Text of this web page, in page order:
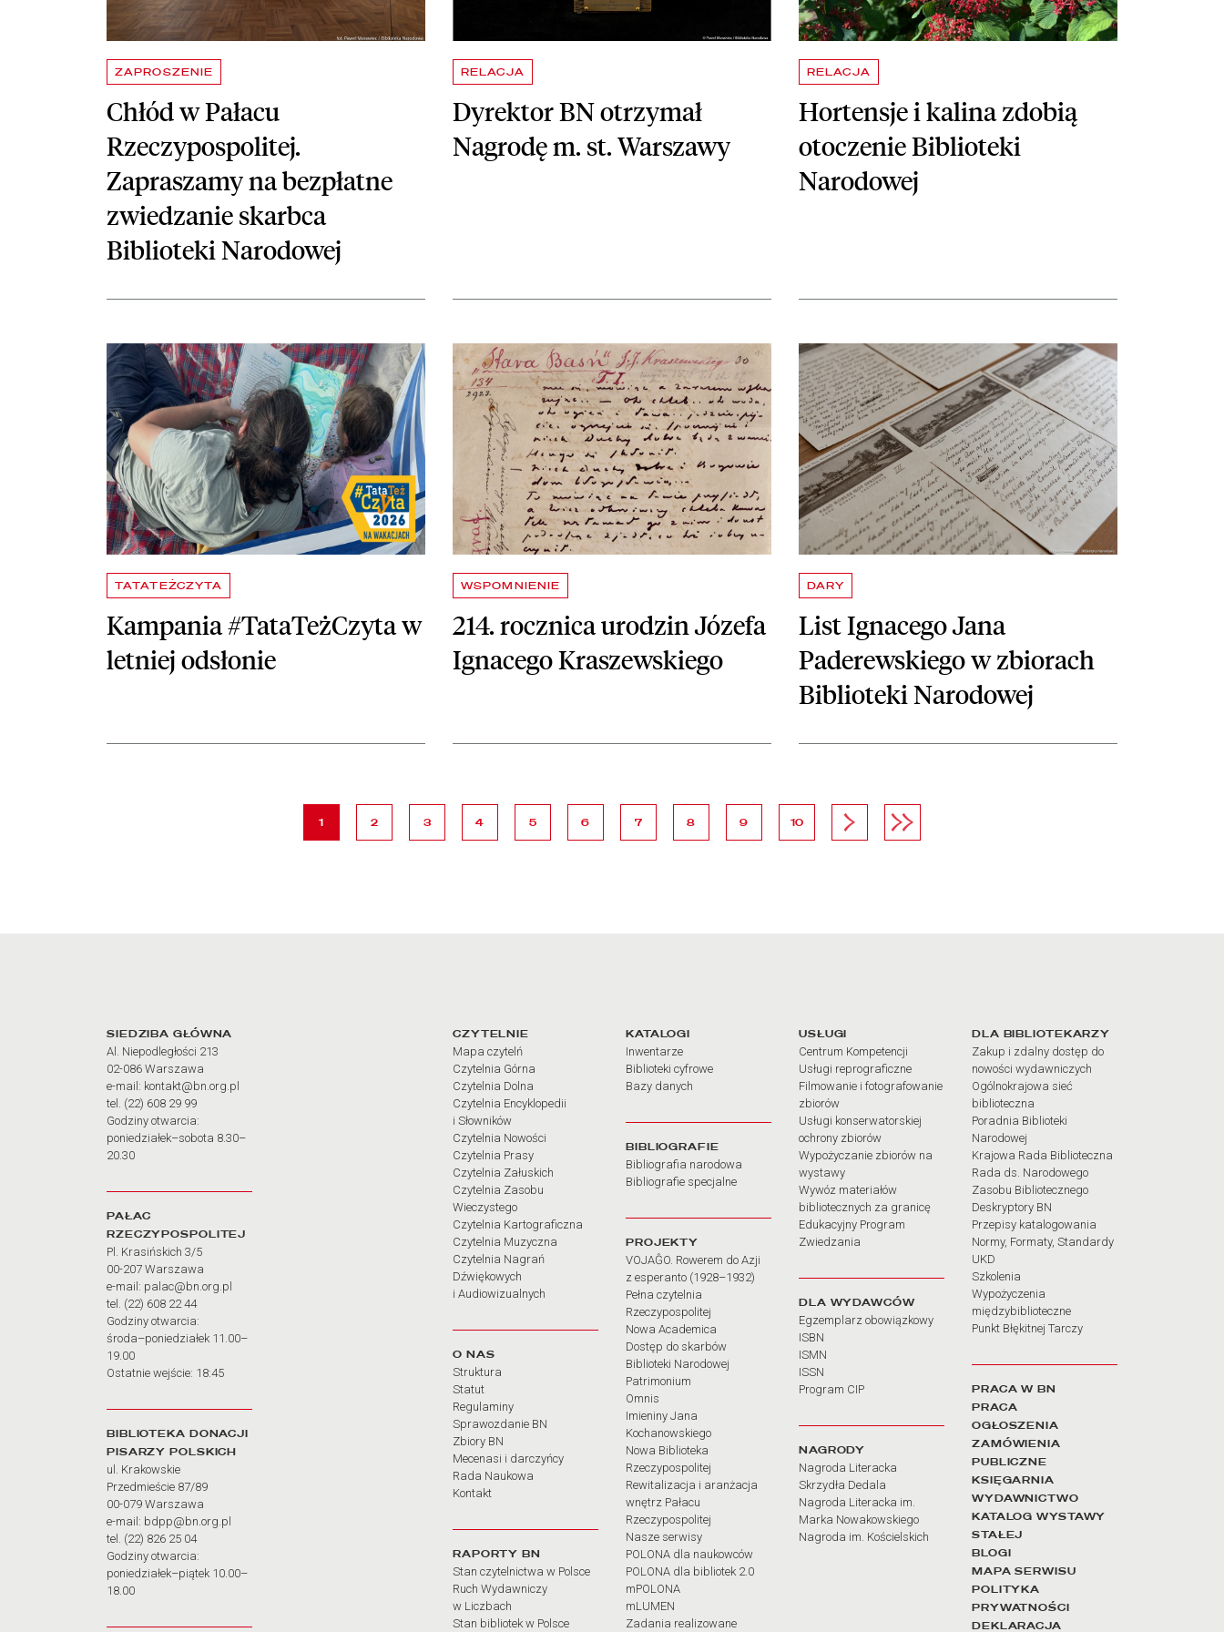
ZAPROSZENIE
Chłód w Pałacu
Rzeczypospolitej.
Zapraszamy na bezpłatne
zwiedzanie skarbca
Biblioteki Narodowej
RELACJA
Dyrektor BN otrzymał
Nagrodę m. st. Warszawy
RELACJA
Hortensje i kalina zdobią
otoczenie Biblioteki
Narodowej
TATATEŻCZYTA
Kampania #TataTeżCzyta w
letniej odsłonie
czytaj więcej o Kampania #TataTeżCzyta w letniej odsłonie
WSPOMNIENIE
214. rocznica urodzin Józefa
Ignacego Kraszewskiego
czytaj więcej o 214. rocznica urodzin Józefa Ignacego Kraszewskiego
DARY
List Ignacego Jana
Paderewskiego w zbiorach
Biblioteki Narodowej
czytaj więcej o List Ignacego Jana Paderewskiego w zbiorach Biblioteki
strona
1 strona
2 strona
3 strona
4 strona
5 strona
6 strona
7 strona
8 strona
9 strona
10 Następna stronaOstatnia strona
Adres oraz godziny otwarcia
SIEDZIBA GŁÓWNA
Al. Niepodległości 213
02-086 Warszawa
e-mail: kontakt@bn.org.pl
tel. (22) 608 29 99
Godziny otwarcia:
poniedziałek–sobota 8.30–
20.30
PAŁAC
RZECZYPOSPOLITEJ
Pl. Krasińskich 3/5
00-207 Warszawa
e-mail: palac@bn.org.pl
tel. (22) 608 22 44
Godziny otwarcia:
środa–poniedziałek 11.00–
19.00
Ostatnie wejście: 18:45
BIBLIOTEKA DONACJI
PISARZY POLSKICH
ul. Krakowskie
Przedmieście 87/89
00-079 Warszawa
e-mail: bdpp@bn.org.pl
tel. (22) 826 25 04
Godziny otwarcia:
poniedziałek–piątek 10.00–
18.00
Linki do najważniejszych działów
CZYTELNIE
Mapa czytelń
Czytelnia Górna
Czytelnia Dolna
Czytelnia Encyklopedii
i Słowników
Czytelnia Nowości
Czytelnia Prasy
Czytelnia Załuskich
Czytelnia Zasobu
Wieczystego
Czytelnia Kartograficzna
Czytelnia Muzyczna
Czytelnia Nagrań
Dźwiękowych
i Audiowizualnych
O NAS
Struktura
Statut
Regulaminy
Sprawozdanie BN
Zbiory BN
Mecenasi i darczyńcy
Rada Naukowa
Kontakt
RAPORTY BN
Stan czytelnictwa w Polsce
Ruch Wydawniczy
w Liczbach
Stan bibliotek w Polsce
KATALOGI
Inwentarze
Biblioteki cyfrowe
Bazy danych
BIBLIOGRAFIE
Bibliografia narodowa
Bibliografie specjalne
PROJEKTY
VOJAĜO. Rowerem do Azji
z esperanto (1928–1932)
Pełna czytelnia
Rzeczypospolitej
Nowa Academica
Dostęp do skarbów
Biblioteki Narodowej
Patrimonium
Omnis
Imieniny Jana
Kochanowskiego
Nowa Biblioteka
Rzeczypospolitej
Rewitalizacja i aranżacja
wnętrz Pałacu
Rzeczypospolitej
Nasze serwisy
POLONA dla naukowców
POLONA dla bibliotek 2.0
mPOLONA
mLUMEN
Zadania realizowane
USŁUGI
Centrum Kompetencji
Usługi reprograficzne
Filmowanie i fotografowanie
zbiorów
Usługi konserwatorskiej
ochrony zbiorów
Wypożyczanie zbiorów na
wystawy
Wywóz materiałów
bibliotecznych za granicę
Edukacyjny Program
Zwiedzania
DLA WYDAWCÓW
Egzemplarz obowiązkowy
ISBN
ISMN
ISSN
Program CIP
NAGRODY
Nagroda Literacka
Skrzydła Dedala
Nagroda Literacka im.
Marka Nowakowskiego
Nagroda im. Kościelskich
DLA BIBLIOTEKARZY
Zakup i zdalny dostęp do
nowości wydawniczych
Ogólnokrajowa sieć
biblioteczna
Poradnia Biblioteki
Narodowej
Krajowa Rada Biblioteczna
Rada ds. Narodowego
Zasobu Bibliotecznego
Deskryptory BN
Przepisy katalogowania
Normy, Formaty, Standardy
UKD
Szkolenia
Wypożyczenia
międzybiblioteczne
Punkt Błękitnej Tarczy
PRACA W BN
PRACA
OGŁOSZENIA
ZAMÓWIENIA
PUBLICZNE
KSIĘGARNIA
WYDAWNICTWO
KATALOG WYSTAWY
STAŁEJ
BLOGI
MAPA SERWISU
POLITYKA
PRYWATNOŚCI
DEKLARACJA